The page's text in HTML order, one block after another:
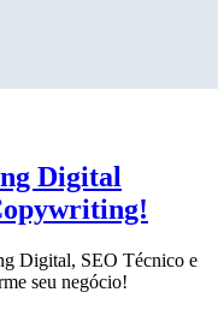
Digital
Digital, SEO Técnico e
seu negócio!